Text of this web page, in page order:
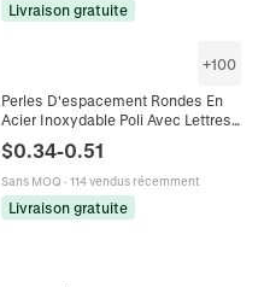
Livraison gratuite
+100
Perles D'espacement Rondes En
Acier Inoxydable Poli Avec Lettres
De Bijoux Bricolage
$0.34-0.51
Sans MOQ · 114 vendus récemment
Livraison gratuite